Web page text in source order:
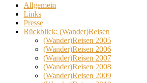
Allgemein
Links
Presse
Rückblick: (Wander)Reisen
(Wander)Reisen 2005
(Wander)Reisen 2006
(Wander)Reisen 2007
(Wander)Reisen 2008
(Wander)Reisen 2009